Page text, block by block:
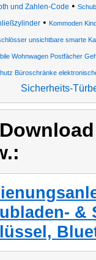
und Zahlen-Code •
• Kommoden
unsichtbare smarte
Wohnwagen Postfächer
Büroschränke
Sicherheits-
&